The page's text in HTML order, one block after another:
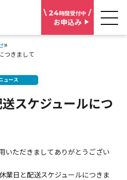
\ 24 時間受付中 /
お申込み
»
つきまして
ュース
スケジュールにつ
ただきましてありがとうござい
業日と配送スケジュールにつきま